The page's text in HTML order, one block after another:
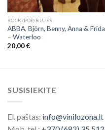
ROCK/POP/BLUES
ABBA, Björn, Benny, Anna & Frida
‎– Waterloo
20,00€
SUSISIEKITE
El. paštas: info@vinilozona.lt